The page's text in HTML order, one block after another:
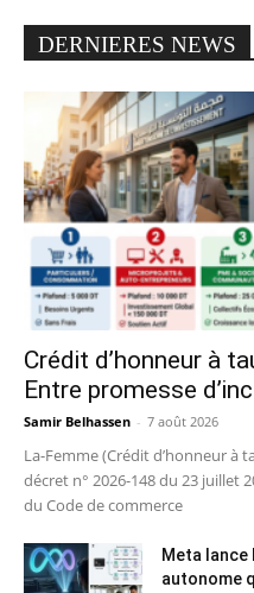
DERNIERES NEWS
Crédit d’honneur à
Entre promesse
Samir Belhassen - 7 août 2026
La-Femme (Crédit d’honneur à
décret n° 2026-148 du 23 juillet
du Code de commerce
Meta lance
autonome